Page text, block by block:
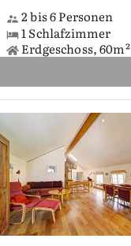
2 bis 6 Personen
1 Schlafzimmer
Erdgeschoss, 60m²